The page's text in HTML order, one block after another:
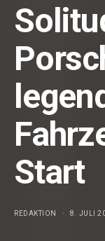
Start
REDAKTION 8. JULI